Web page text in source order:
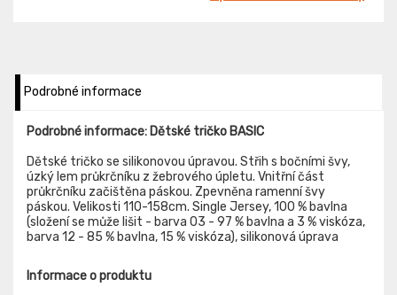
Podrobné informace
Podrobné informace: Dětské tričko BASIC
Dětské tričko se silikonovou úpravou. Střih s bočními švy,
úzký lem průkrčníku z žebrového úpletu. Vnitřní část
průkrčníku začištěna páskou. Zpevněna ramenní švy
páskou. Velikosti 110-158cm. Single Jersey, 100 % bavlna
(složení se může lišit - barva 03 - 97 % bavlna a 3 % viskóza,
barva 12 - 85 % bavlna, 15 % viskóza), silikonová úprava
Informace o produktu